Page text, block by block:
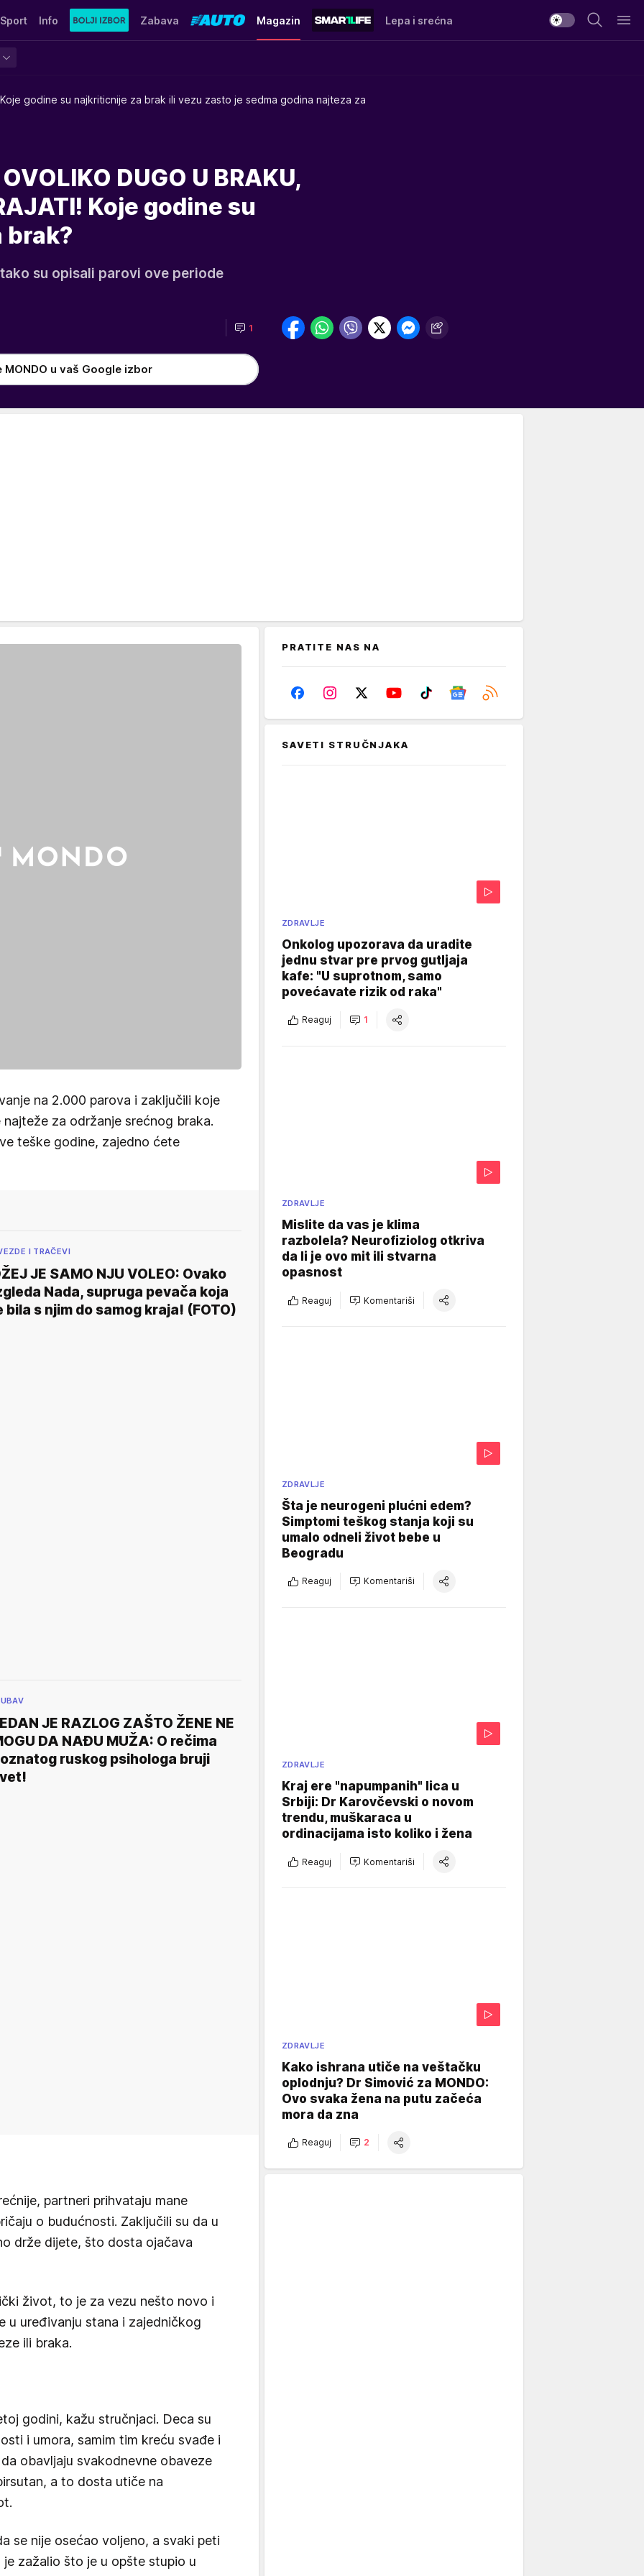
Sport Info Zabava Magazin Lepa i srećna
Koje godine su najkriticnije za brak ili vezu zasto je sedma godina najteza za
DUGO U BRAKU,
Koje godine su
su opisali parovi ove periode
1
MONDO u vaš Google izbor
na 2.000 parova i zaključili koje
za održanje srećnog braka.
teške godine, zajedno ćete
I TRAČEVI
JE SAMO NJU VOLEO: Ovako
Nada, supruga pevača koja
bila s njim do samog kraja! (FOTO)
JE RAZLOG ZAŠTO ŽENE NE
DA NAĐU MUŽA: O rečima
ruskog psihologa bruji
partneri prihvataju mane
o budućnosti. Zaključili su da u
drže dijete, što dosta ojačava
život, to je za vezu nešto novo i
u uređivanju stana i zajedničkog
ili braka.
godini, kažu stručnjaci. Deca su
i umora, samim tim kreću svađe i
obavljaju svakodnevne obaveze
a to dosta utiče na
se nije osećao voljeno, a svaki peti
zažalio što je u opšte stupio u
PRATITE NAS NA
SAVETI STRUČNJAKA
ZDRAVLJE
Onkolog upozorava da uradite
jednu stvar pre prvog gutljaja
kafe: "U suprotnom, samo
povećavate rizik od raka"
Reaguj 1
ZDRAVLJE
Mislite da vas je klima
razbolela? Neurofiziolog otkriva
da li je ovo mit ili stvarna
opasnost
Reaguj Komentariši
ZDRAVLJE
Šta je neurogeni plućni edem?
Simptomi teškog stanja koji su
umalo odneli život bebe u
Beogradu
Reaguj Komentariši
ZDRAVLJE
Kraj ere "napumpanih" lica u
Srbiji: Dr Karovčevski o novom
trendu, muškaraca u
ordinacijama isto koliko i žena
Reaguj Komentariši
ZDRAVLJE
Kako ishrana utiče na veštačku
oplodnju? Dr Simović za MONDO:
Ovo svaka žena na putu začeća
mora da zna
Reaguj 2